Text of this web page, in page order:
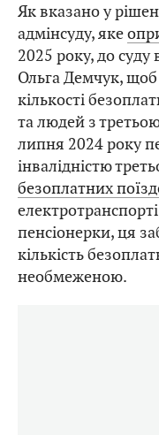
Як вказано у
адмінсуду, яке
2025 року, до суду
Ольга Демчук,
кількості
та людей з
липня 2024 року
інвалідністю
безоплатних
пенсіонерки, ця
кількість
необмеженою.